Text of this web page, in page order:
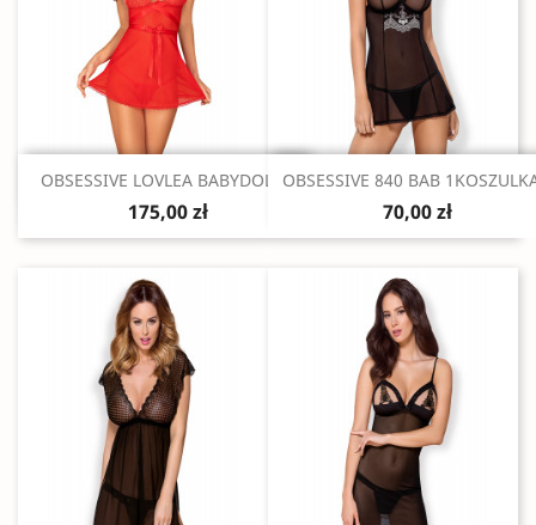
Szybki podgląd
OBSESSIVE LOVLEA BABYDOLL...
175,00 zł
Szybki podgląd
OBSESSIVE 840 BAB
70,00 zł